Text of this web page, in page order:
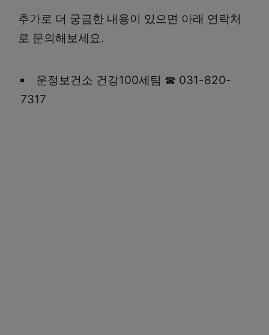
추가로 더 궁금한 내용이 있으면 아래 연락처
로 문의해보세요.
운정보건소 건강100세팀 ☎ 031-820-
7317